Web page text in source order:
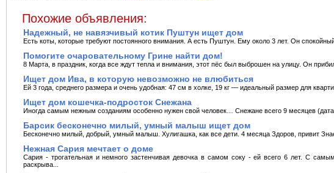
Похожие объявления:
Надежный, не навязчивый котик Пуштун ищет дом
Есть коты, которые требуют постоянного внимания. А есть Пуштун. Ему около 3 лет. Он
Помогите очаровательному Грине найти дом!
8 Марта, в праздник, когда все ждут тепла и внимания, этот пёс был выброшен на улицу. Он
Ищет дом Ива, в которую невозможно не влюбиться
Ей 3 года, среднего размера и очень удобная: 47 см в холке, 19 кг — идеальный размер для
Ищет дом кошечка-подросток Снежана
Иногда самым нежным созданиям особенно нужен свой человек… Снежане всего 9 месяцев (дата
Барсик бесконечно милый, умный малыш ищет дом
Бесконечно милый, добрый, умный малыш. Хулигашка, как все дети. 4 месяца Здоров, привит
Нежная Сария мечтает о доме
Сария - трогательная и немного застенчивая девочка в самом соку - ей всего 6 лет. С
раскрыва...